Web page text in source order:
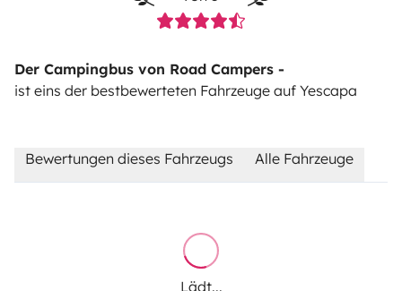
Der Campingbus von Road Campers -
ist eins der bestbewerteten Fahrzeuge auf Yescapa
Bewertungen dieses Fahrzeugs Alle Fahrzeuge
Lädt...